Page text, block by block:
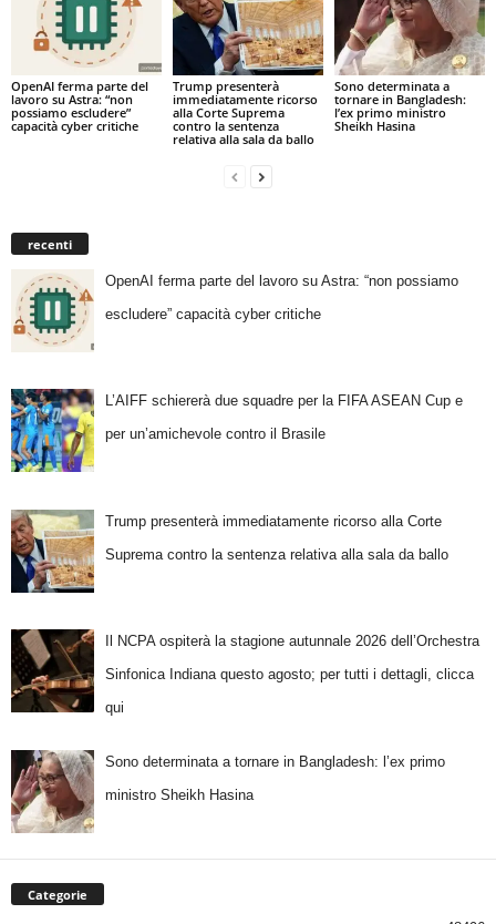
OpenAI ferma parte del
lavoro su Astra: “non
possiamo escludere”
capacità cyber critiche
Trump presenterà
immediatamente ricorso
alla Corte Suprema
contro la sentenza
relativa alla sala da ballo
Sono determinata a
tornare in Bangladesh:
l’ex primo ministro
Sheikh Hasina
recenti
OpenAI ferma parte del lavoro su Astra: “non possiamo
escludere” capacità cyber critiche
L’AIFF schiererà due squadre per la FIFA ASEAN Cup e
per un’amichevole contro il Brasile
Trump presenterà immediatamente ricorso alla Corte
Suprema contro la sentenza relativa alla sala da ballo
Il NCPA ospiterà la stagione autunnale 2026 dell’Orchestra
Sinfonica Indiana questo agosto; per tutti i dettagli, clicca
qui
Sono determinata a tornare in Bangladesh: l’ex primo
ministro Sheikh Hasina
Categorie